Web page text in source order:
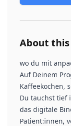
About
wo du mit
Auf Deinem
Kaffeekochen,
Du tauchst tief
das digitale
Patient:innen,